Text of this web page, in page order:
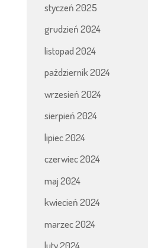
styczeń 2025
grudzień 2024
listopad 2024
październik 2024
wrzesień 2024
sierpień 2024
lipiec 2024
czerwiec 2024
maj 2024
kwiecień 2024
marzec 2024
luty 2024